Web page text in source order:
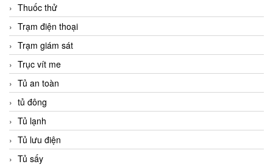
Thuốc thử
Trạm điện thoại
Trạm giám sát
Trục vít me
Tủ an toàn
tủ đông
Tủ lạnh
Tủ lưu điện
Tủ sấy